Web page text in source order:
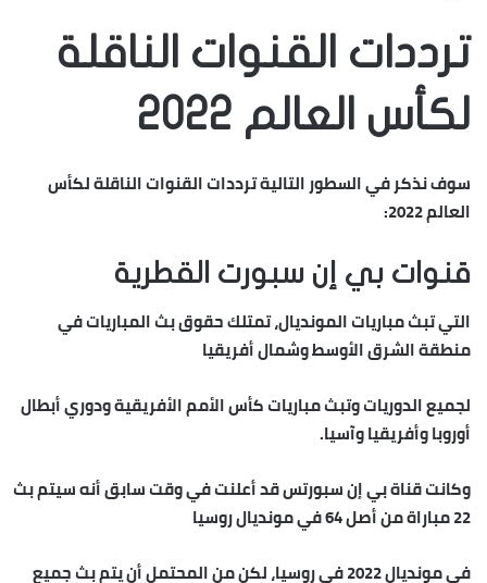
ترددات القنوات الناقلة
لكأس العالم 2022
سوف نذكر في السطور التالية ترددات القنوات الناقلة لكأس
العالم 2022:
قنوات بي إن سبورت القطرية
التي تبث مباريات المونديال، تمتلك حقوق بث المباريات في
منطقة الشرق الأوسط وشمال أفريقيا
لجميع الدوريات وتبث مباريات كأس الأمم الأفريقية ودوري أبطال
أوروبا وأفريقيا وآسيا.
وكانت قناة بي إن سبورتس قد أعلنت في وقت سابق أنه سيتم بث
22 مباراة من أصل 64 في مونديال روسيا
في مونديال 2022 في روسيا، لكن من المحتمل أن يتم بث جميع